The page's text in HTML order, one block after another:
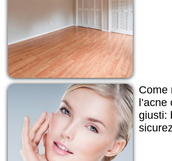
Come
giusti: